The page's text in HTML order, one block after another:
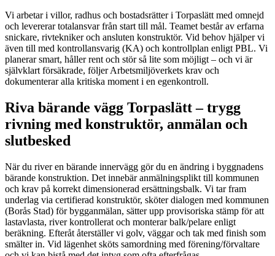
Vi arbetar i villor, radhus och bostadsrätter i Torpaslätt med omnejd
och levererar totalansvar från start till mål. Teamet består av erfarna
snickare, rivtekniker och ansluten konstruktör. Vid behov hjälper vi
även till med kontrollansvarig (KA) och kontrollplan enligt PBL. Vi
planerar smart, håller rent och stör så lite som möjligt – och vi är
självklart försäkrade, följer Arbetsmiljöverkets krav och
dokumenterar alla kritiska moment i en egenkontroll.
Riva bärande vägg Torpaslätt – trygg
rivning med konstruktör, anmälan och
slutbesked
När du river en bärande innervägg gör du en ändring i byggnadens
bärande konstruktion. Det innebär anmälningsplikt till kommunen
och krav på korrekt dimensionerad ersättningsbalk. Vi tar fram
underlag via certifierad konstruktör, sköter dialogen med kommunen
(Borås Stad) för bygganmälan, sätter upp provisoriska stämp för att
lastavlasta, river kontrollerat och monterar balk/pelare enligt
beräkning. Efteråt återställer vi golv, väggar och tak med finish som
smälter in. Vid lägenhet sköts samordning med förening/förvaltare